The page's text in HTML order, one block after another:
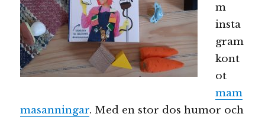
m
insta
gram
kont
ot
mam
masanningar. Med en stor dos humor och